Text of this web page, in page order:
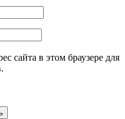
сайта в этом браузере для